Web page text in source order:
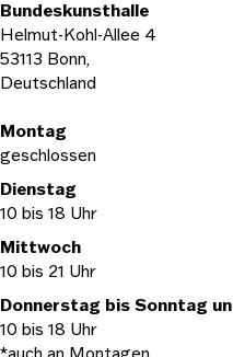
Bundeskunsthalle
Helmut-Kohl-Allee 4
53113 Bonn,
Deutschland
Öffnungszeiten
Montag
geschlossen
Dienstag
10 bis 18 Uhr
Mittwoch
10 bis 21 Uhr
Donnerstag bis Sonntag
10 bis 18 Uhr
*auch an Montagen